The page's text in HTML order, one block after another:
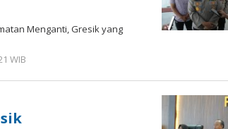
Menganti, Gresik yang
WIB